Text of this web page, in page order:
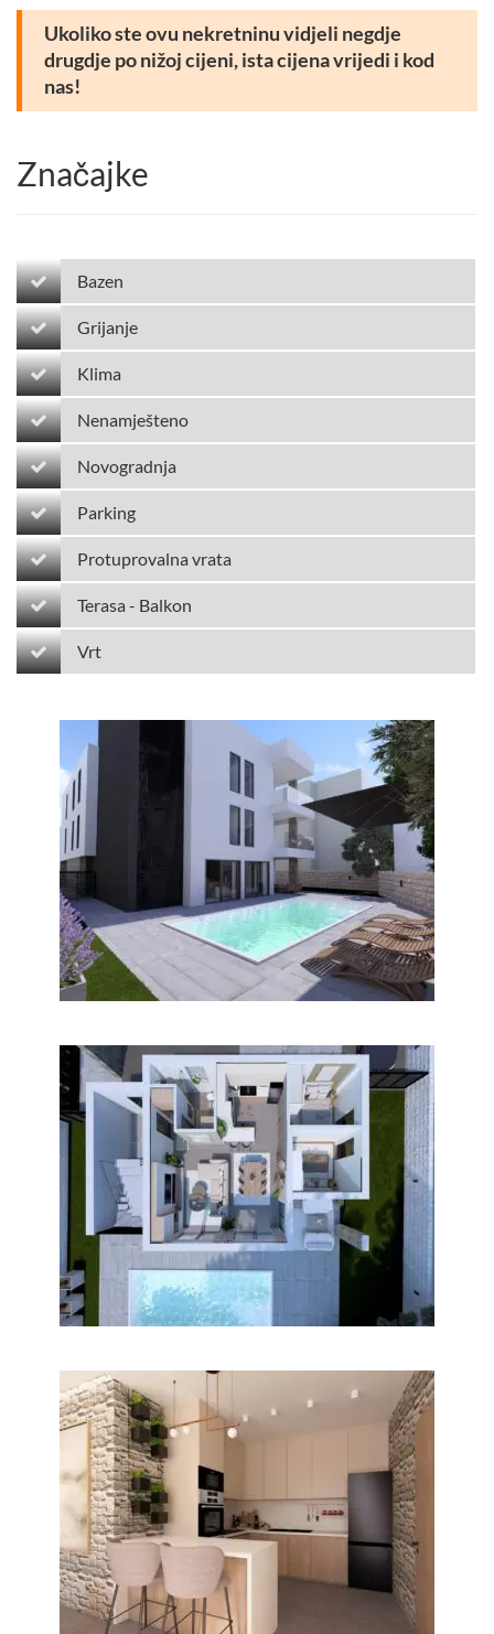
Ukoliko ste ovu nekretninu vidjeli negdje
drugdje po nižoj cijeni, ista cijena vrijedi i kod
nas!
Značajke
Bazen
Grijanje
Klima
Nenamješteno
Novogradnja
Parking
Protuprovalna vrata
Terasa - Balkon
Vrt